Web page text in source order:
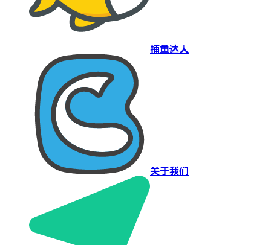
捕鱼达人
关于我们